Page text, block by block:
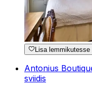
Lisa lemmikutesse
Antonius
sviidis